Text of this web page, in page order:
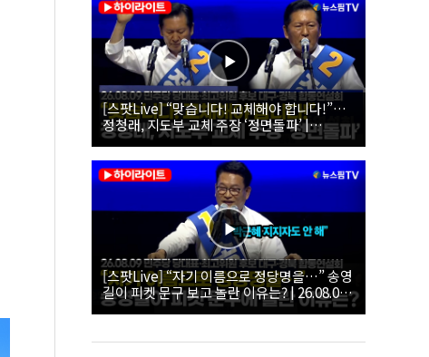
[스팟Live] “맞습니다! 교체해야 합니다!”…
정청래, 지도부 교체 주장 ‘정면돌파’ |
26.08.09 더불어민주당 당대표·최고위원 후
보 대구·경북 합동연설회
[스팟Live] “자기 이름으로 정당명을…” 송영
길이 피켓 문구 보고 놀란 이유는? | 26.08.09
더불어민주당 당대표·최고위원 후보 대구·경